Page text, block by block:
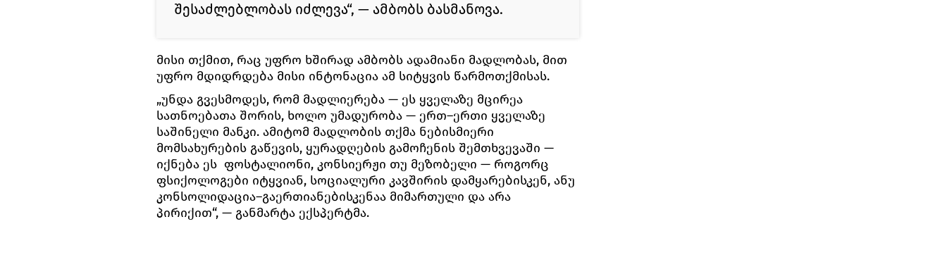
შესაძლებლობას იძლევა“, — ამბობს ბასმანოვა.
მისი თქმით, რაც უფრო ხშირად ამბობს ადამიანი მადლობას, მით
უფრო მდიდრდება მისი ინტონაცია ამ სიტყვის წარმოთქმისას.
„უნდა გვესმოდეს, რომ მადლიერება — ეს ყველაზე მცირეა
სათნოებათა შორის, ხოლო უმადურობა — ერთ–ერთი ყველაზე
საშინელი მანკი. ამიტომ მადლობის თქმა ნებისმიერი
მომსახურების გაწევის, ყურადღების გამოჩენის შემთხვევაში —
იქნება ეს ფოსტალიონი, კონსიერჟი თუ მეზობელი — როგორც
ფსიქოლოგები იტყვიან, სოციალური კავშირის დამყარებისკენ, ანუ
კონსოლიდაცია–გაერთიანებისკენაა მიმართული და არა
პირიქით“, — განმარტა ექსპერტმა.